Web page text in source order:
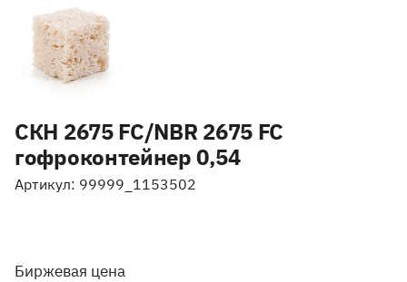
СКН 2675 FC/NBR 2675 FC
гофроконтейнер 0,54
Артикул: 99999_1153502
Биржевая цена